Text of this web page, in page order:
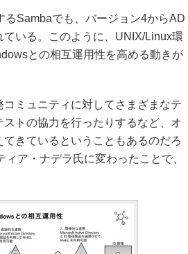
Sambaでも、バージョン4からAD
いる。このように、UNIX/Linux環
との相互運用性を高める動きが
ミュニティに対してさまざまなテ
トの協力を行ったりするなど、オ
きているということもあるのだろ
ア・ナデラ氏に変わったことで、